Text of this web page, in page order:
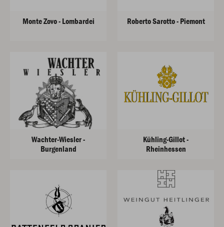
Monte Zovo - Lombardei Roberto Sarotto - Piemont
Wachter-Wiesler -
Burgenland
Kühling-Gillot -
Rheinhessen